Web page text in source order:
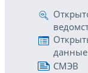
данные
СМЭВ